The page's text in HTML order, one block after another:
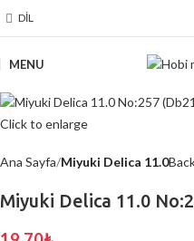
DIL
MENU
Click to enlarge
Ana Sayfa Miyuki Delica 11.0
Miyuki Delica 11.0